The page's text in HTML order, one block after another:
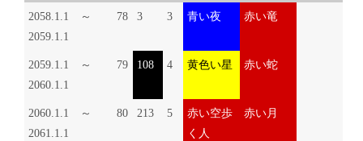
2058.1.1 ～
2059.1.1
78 3 3 青い夜 赤い竜
2059.1.1 ～
2060.1.1
79 108 4 黄色い星 赤い蛇
2060.1.1 ～
2061.1.1
80 213 5
赤い空歩
く人
赤い月